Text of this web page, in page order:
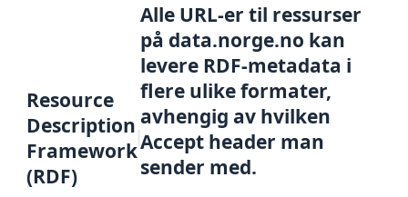
Resource
Description
Framework
(RDF)
Alle URL-er til ressurser
på data.norge.no kan
levere RDF-metadata i
flere ulike formater,
avhengig av hvilken
Accept header man
sender med.